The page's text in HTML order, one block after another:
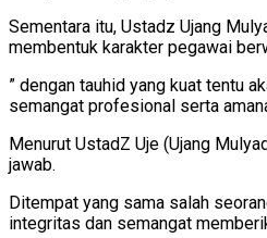
Sementara itu, Ustadz Ujang
membentuk karakter pegawai
” dengan tauhid yang kuat tentu
semangat profesional serta
Menurut UstadZ Uje (Ujang
jawab.
Ditempat yang sama salah
integritas dan semangat